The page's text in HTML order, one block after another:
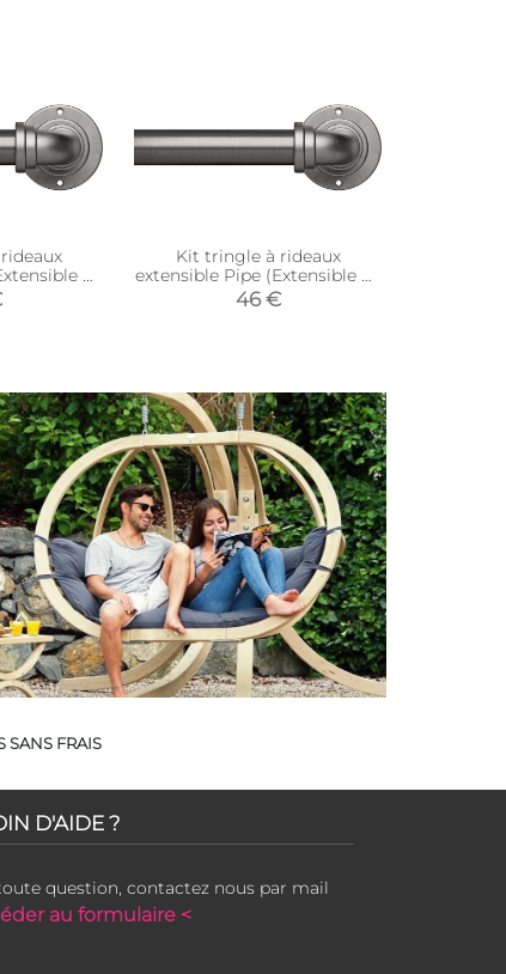
de
Kit tringle à rideaux
extensible Pipe (Extensible de
168 à 305 cm)
46 €
SANS FRAIS
D'AIDE ?
question, contactez nous par mail
au formulaire <